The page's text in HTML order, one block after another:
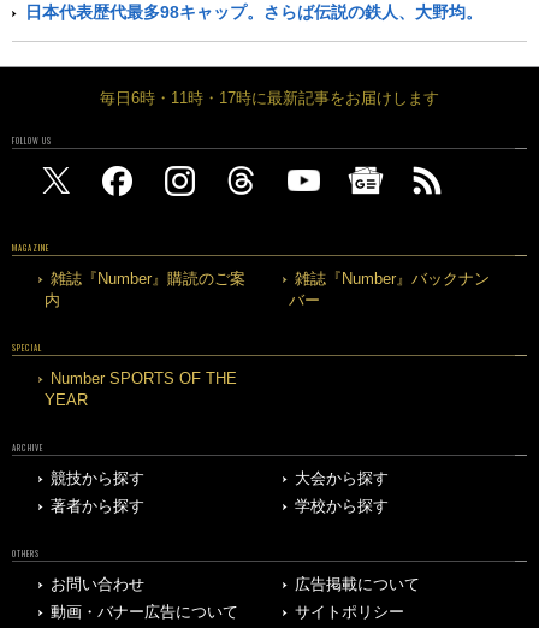
日本代表歴代最多98キャップ。さらば伝説の鉄人、大野均。
毎日6時・11時・17時に最新記事をお届けします
FOLLOW US
MAGAZINE
雑誌『Number』購読のご案
内
雑誌『Number』バックナン
バー
SPECIAL
Number SPORTS OF THE
YEAR
ARCHIVE
競技から探す
大会から探す
著者から探す
学校から探す
OTHERS
お問い合わせ
広告掲載について
動画・バナー広告について
サイトポリシー